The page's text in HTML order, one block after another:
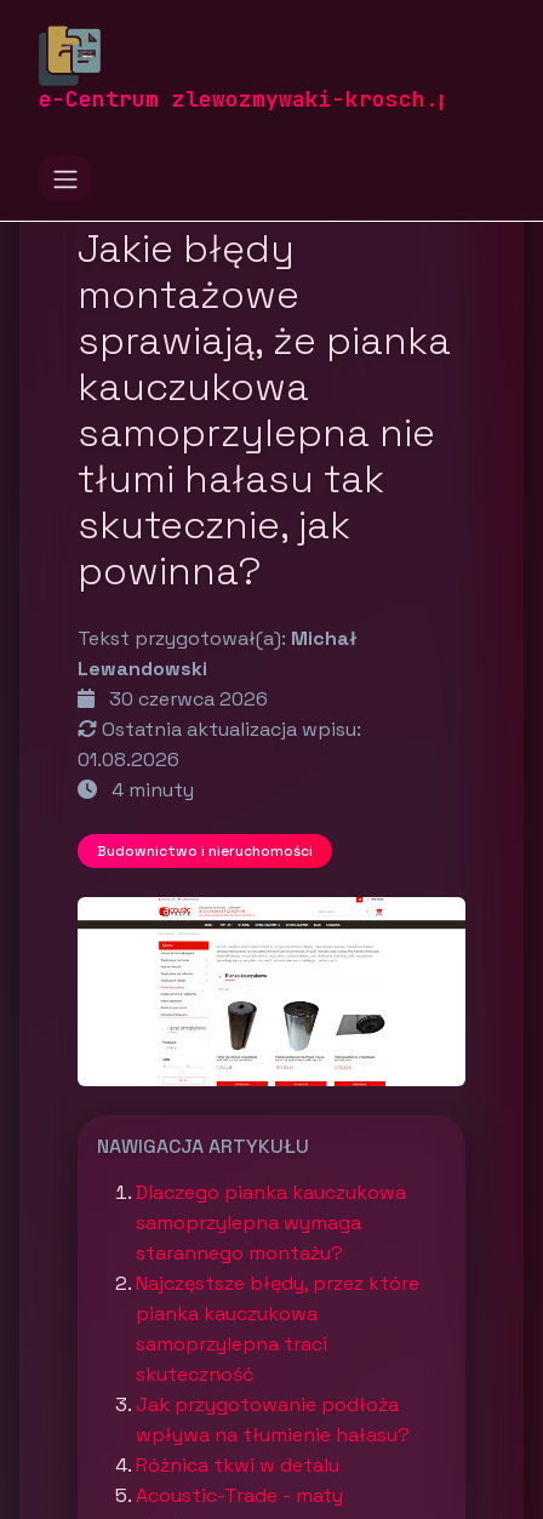
e-Centrum zlewozmywaki-krosch.pl
zlewozmywaki-krosch.pl
Budownictwo i nieruchomości
Jakie błędy
montażowe
sprawiają, że pianka
kauczukowa
samoprzylepna nie
tłumi hałasu tak
skutecznie, jak
powinna?
Tekst przygotował(a): Michał
Lewandowski
30 czerwca 2026
Ostatnia aktualizacja wpisu:
01.08.2026
4 minuty
Budownictwo i nieruchomości
NAWIGACJA ARTYKUŁU
Dlaczego pianka kauczukowa
samoprzylepna wymaga
starannego montażu?
Najczęstsze błędy, przez które
pianka kauczukowa
samoprzylepna traci
skuteczność
Jak przygotowanie podłoża
wpływa na tłumienie hałasu?
Różnica tkwi w detalu
Acoustic-Trade - maty